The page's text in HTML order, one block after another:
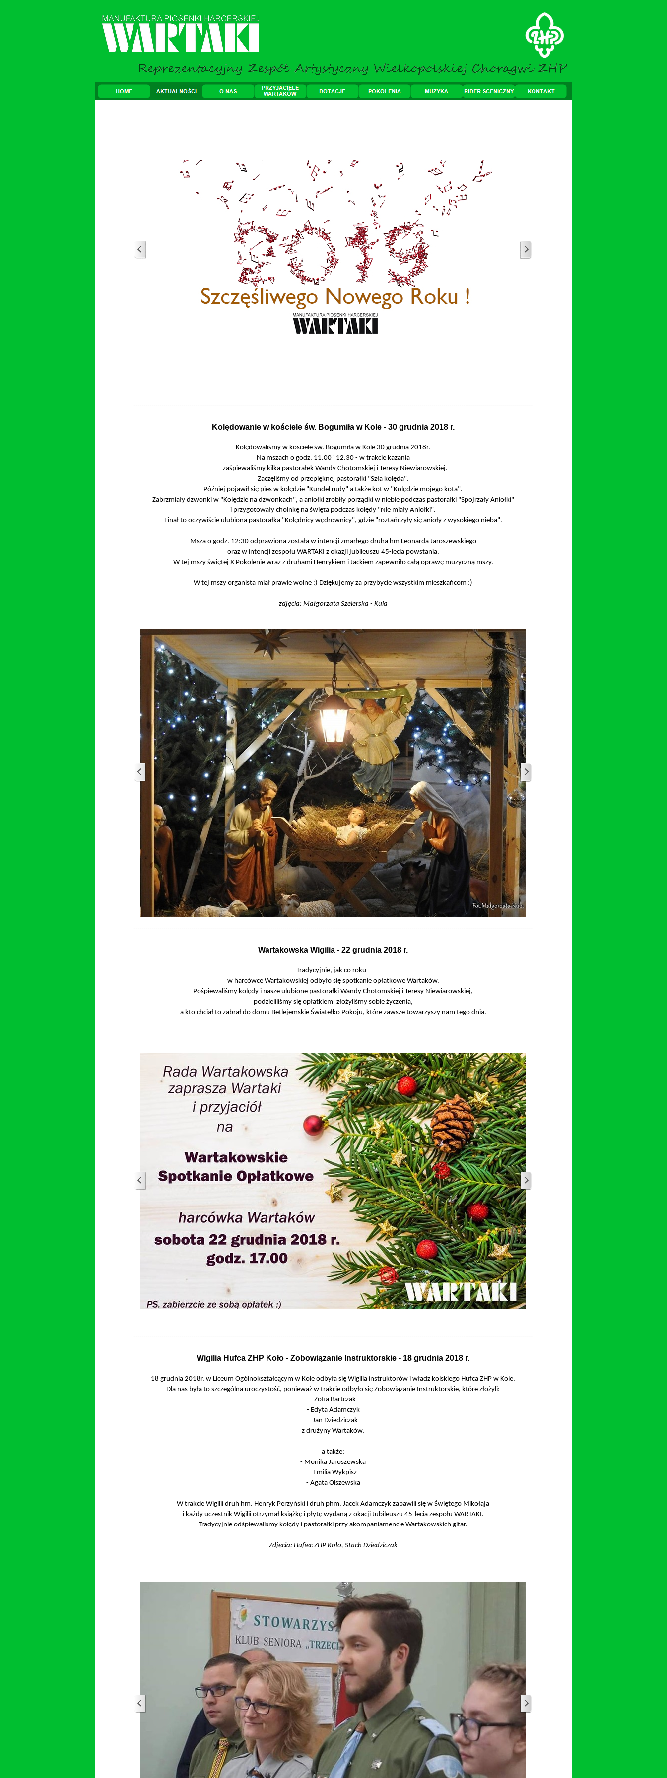
---------------------------------------------------------------------------------------------------------------------------------------------------------------------------------------------------------
Kolędowanie w kościele św. Bogumiła w Kole - 30 grudnia2018 r.
Kolędowaliśmy w kościele św. Bogumiła w Kole 30 grudnia 2018r.
Na mszach o godz. 11.00 i 12.30 - w trakcie kazania
- zaśpiewaliśmy kilka pastorałek Wandy Chotomskiej i Teresy Niewiarowskiej.
Zaczęliśmy od przepięknej pastorałki "Szła kolęda".
Później pojawił się pies w kolędzie "Kundel rudy" a także kot w "Kolędzie mojego kota".
Zabrzmiały dzwonki w "Kolędzie na dzwonkach", a aniołki zrobiły porządki w niebie podczas pastorałki "Spojrzały Aniołki"
i przygotowały choinkę na święta podczas kolędy "Nie miały Aniołki".
Finał to oczywiście ulubiona pastorałka "Kolędnicy wędrownicy", gdzie "roztańczyły się anioły z wysokiego nieba".
Msza o godz. 12:30 odprawiona została w intencji zmarłego druha hm Leonarda Jaroszewskiego
oraz w intencji zespołu WARTAKI z okazji jubileuszu 45-lecia powstania.
W tej mszy świętej X Pokolenie wraz z druhami Henrykiem i Jackiem zapewniło całą oprawę muzyczną mszy.
W tej mszy organista miał prawie wolne :) Dziękujemy za przybycie wszystkim mieszkańcom :)
zdjęcia: Małgorzata Szelerska - Kula
---------------------------------------------------------------------------------------------------------------------------------------------------------------------------------------------------------
Wartakowska Wigilia - 22 grudnia 2018 r.
Tradycyjnie, jak co roku -
w harcówce Wartakowskiej odbyło się spotkanie opłatkowe Wartaków.
Pośpiewaliśmy kolędy i nasze ulubione pastorałki Wandy Chotomskiej i Teresy Niewiarowskiej,
podzieliliśmy się opłatkiem, złożyliśmy sobie życzenia,
a kto chciał to zabrał do domu Betlejemskie Światełko Pokoju, które zawsze towarzyszy nam tego dnia.
---------------------------------------------------------------------------------------------------------------------------------------------------------------------------------------------------------
Wigilia Hufca ZHP Koło - Zobowiązanie Instruktorskie - 18 grudnia 2018 r.
18 grudnia 2018r. w Liceum Ogólnokształcącym w Kole odbyła się Wigilia instruktorów i władz kolskiego Hufca ZHP w Kole.
Dla nas była to szczególna uroczystość, ponieważ w trakcie odbyło się Zobowiązanie Instruktorskie, które złożyli:
- Zofia Bartczak
- Edyta Adamczyk
- Jan Dziedziczak
z drużyny Wartaków,
a także:
- Monika Jaroszewska
- Emilia Wykpisz
- Agata Olszewska
W trakcie Wigilii druh hm. Henryk Perzyński i druh phm. Jacek Adamczyk zabawili się w Świętego Mikołaja
i każdy uczestnik Wigilii otrzymał książkę i płytę wydaną z okacji Jubileuszu 45-lecia zespołu WARTAKI.
Tradycyjnie odśpiewaliśmy kolędy i pastorałki przy akompaniamencie Wartakowskich gitar.
Zdjęcia: Hufiec ZHP Koło, Stach Dziedziczak